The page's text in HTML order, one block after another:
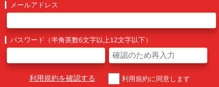
メールアドレス
パスワード（半角英数6文字以上12文字以下）
利用規約を確認する 利用規約に同意します